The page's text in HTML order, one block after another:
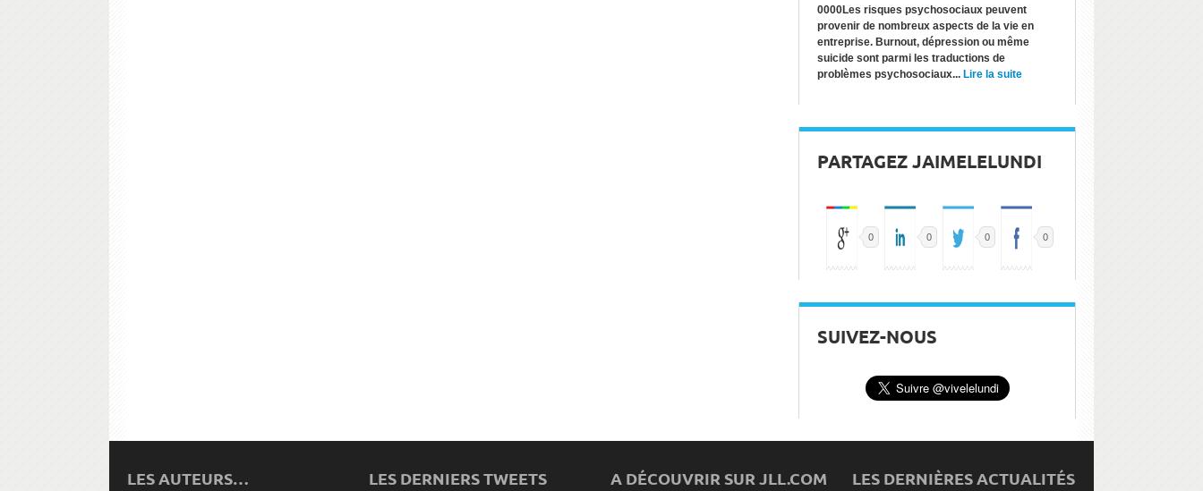
0000Les risques psychosociaux peuvent
provenir de nombreux aspects de la vie en
entreprise. Burnout, dépression ou même
suicide sont parmi les traductions de
problèmes psychosociaux... Lire la suite
PARTAGEZ JAIMELELUNDI
0 0 0 0
SUIVEZ-NOUS
LES AUTEURS… LES DERNIERS TWEETS A DÉCOUVRIR SUR JLL.COM LES DERNIÈRES ACTUALITÉS